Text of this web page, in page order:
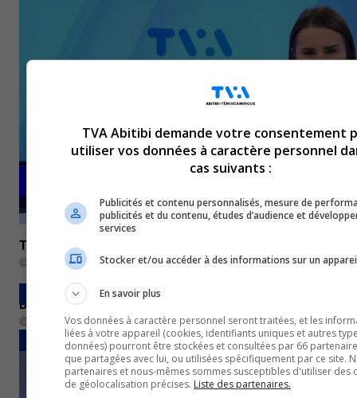
TVA Midi Abitibi-Témiscamingue du 2 novembre 2022
2 novembre 2022
BULLETINS COMPLETS
Bulletin de nouvelles du 1er novembre 2022
1 novembre 2022
BULLETINS COMPLETS
TVA Abitibi demande votre consentement
utiliser vos données à caractère personnel
cas suivants :
Publicités et contenu personnalisés, mesure de
publicités et du contenu, études d’audience et
services
Stocker et/ou accéder à des informations sur un
En savoir plus
Vos données à caractère personnel seront traitées, et les
liées à votre appareil (cookies, identifiants uniques et autres
données) pourront être stockées et consultées par 66
que partagées avec lui, ou utilisées spécifiquement par ce site.
partenaires et nous-mêmes sommes susceptibles d'utiliser des
de géolocalisation précises. Liste des partenaires.